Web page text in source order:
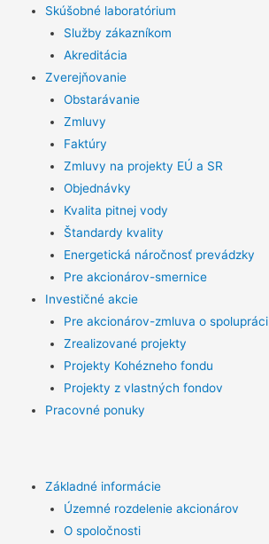
Skúšobné laboratórium
Služby zákazníkom
Akreditácia
Zverejňovanie
Obstarávanie
Zmluvy
Faktúry
Zmluvy na projekty EÚ a SR
Objednávky
Kvalita pitnej vody
Štandardy kvality
Energetická náročnosť prevádzky
Pre akcionárov-smernice
Investičné akcie
Pre akcionárov-zmluva o spolupráci
Zrealizované projekty
Projekty Kohézneho fondu
Projekty z vlastných fondov
Pracovné ponuky
Základné informácie
Územné rozdelenie akcionárov
O spoločnosti